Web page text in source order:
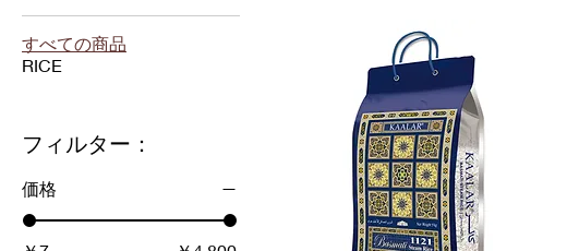
すべての商品
RICE
フィルター：
価格